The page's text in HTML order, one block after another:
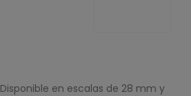
Disponible en escalas de 28 mm y